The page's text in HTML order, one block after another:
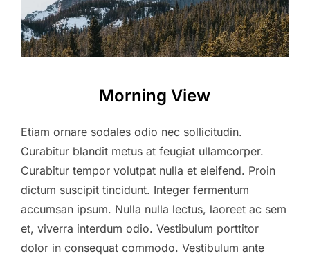
Morning View
Etiam ornare sodales odio nec sollicitudin.
Curabitur blandit metus at feugiat ullamcorper.
Curabitur tempor volutpat nulla et eleifend. Proin
dictum suscipit tincidunt. Integer fermentum
accumsan ipsum. Nulla nulla lectus, laoreet ac sem
et, viverra interdum odio. Vestibulum porttitor
dolor in consequat commodo. Vestibulum ante